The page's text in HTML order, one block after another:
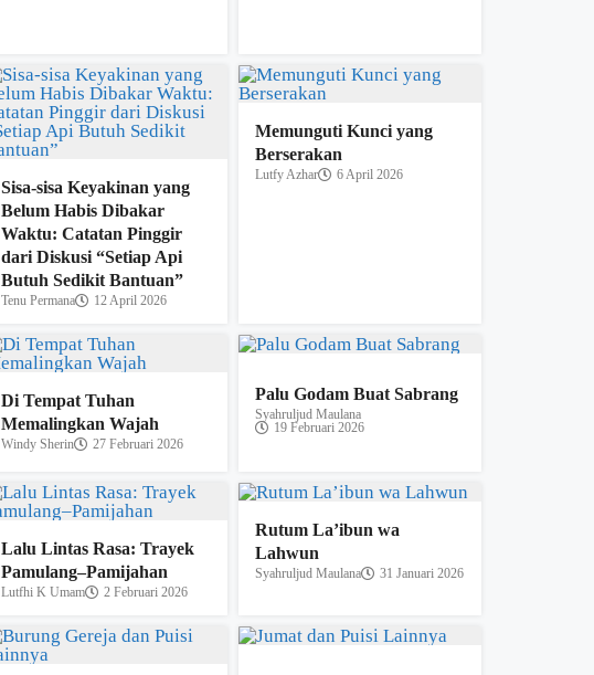
Sisa-sisa Keyakinan yang
Belum Habis Dibakar
Waktu: Catatan Pinggir
dari Diskusi “Setiap Api
Butuh Sedikit Bantuan”
Tenu Permana 12 April 2026
Memunguti Kunci yang
Berserakan
Lutfy Azhar 6 April 2026
Di Tempat Tuhan
Memalingkan Wajah
Windy Sherin 27 Februari 2026
Palu Godam Buat Sabrang
Syahruljud Maulana
19 Februari 2026
Lalu Lintas Rasa: Trayek
Pamulang–Pamijahan
Lutfhi K Umam 2 Februari 2026
Rutum La’ibun wa
Lahwun
Syahruljud Maulana 31 Januari 2026